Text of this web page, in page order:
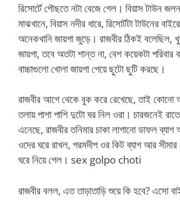
রিসোর্টে পৌছতে নটা বেজে গেল। বিয়াস টাউন
মাঝখানে, বিয়াস নদীর ধারে, রিসোর্টটা টাউনের
অনেকখানি জায়গা জুড়ে। রাজবীর ঠিকই বলেছিল,
জায়গা, তবে অতটা শান্ত না, বেশ কয়েকটা পরিবার
বাচ্চাগুলো খোলা জায়গা পেয়ে ছুটো ছুটি করছে।
রাজবীর আগে থেকে বুক করে রেখেছে, তাই কোনো
তলায় পাশা পাশি দুটো ঘর নিল ওরা। চারজনেই
এনেছে, রাজবীর তনিমার চাকা লাগানো ডাফল
ওদের ঘরে রাখল, পরমদীপ ওর কিট ব্যাগ আর
ঘরে নিয়ে গেল। sex golpo choti
রাজবীর বলল, এত তাড়াতাড়ি শুয়ে কি হবে? এসো